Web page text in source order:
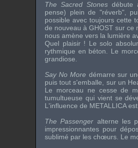
The Sacred Stones débute
pense) plein de "réverb",
possible avec toujours cette
de nouveau à GHOST sur ce
nous amène vers la lumière
Quel plaisir ! Le solo
rythmique en béton. Le
grandiose.
Say No More démarre sur
puis tout s'emballe, sur un
Le morceau ne cesse de
tumultueuse qui vient se
L'influence de METALLICAest
The Passenger alterne les
impressionnantes pour
sublimé par les chœurs. Le